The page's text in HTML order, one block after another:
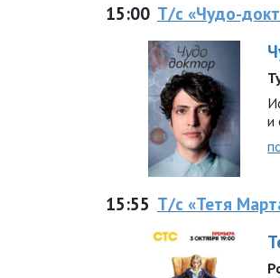
15:00 Т/с «Чудо-
и
15:55 Т/с «Тетя